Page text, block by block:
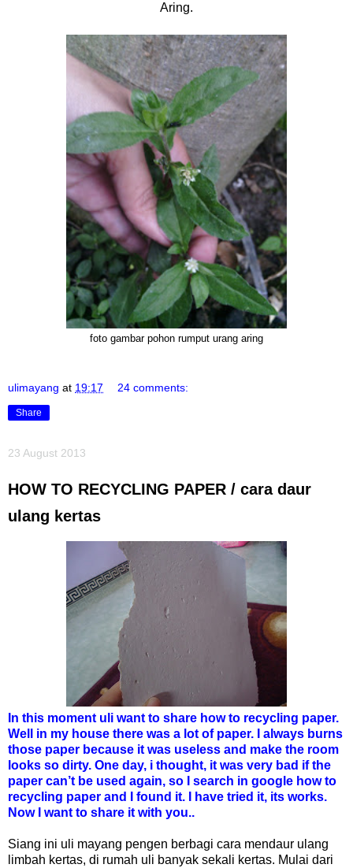
Aring.
foto gambar pohon rumput urang aring
ulimayang at 19:17 24 comments:
Share
23 August 2013
HOW TO RECYCLING PAPER / cara daur
ulang kertas
In this moment uli want to share how to recycling paper.
Well in my house there was a lot of paper. I always burns
those paper because it was useless and make the room
looks so dirty. One day, i thought, it was very bad if the
paper can’t be used again, so I search in google how to
recycling paper and I found it. I have tried it, its works.
Now I want to share it with you..
Siang ini uli mayang pengen berbagi cara mendaur ulang
limbah kertas, di rumah uli banyak sekali kertas. Mulai dari